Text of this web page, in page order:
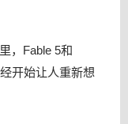
，Fable 5和
开始让人重新想